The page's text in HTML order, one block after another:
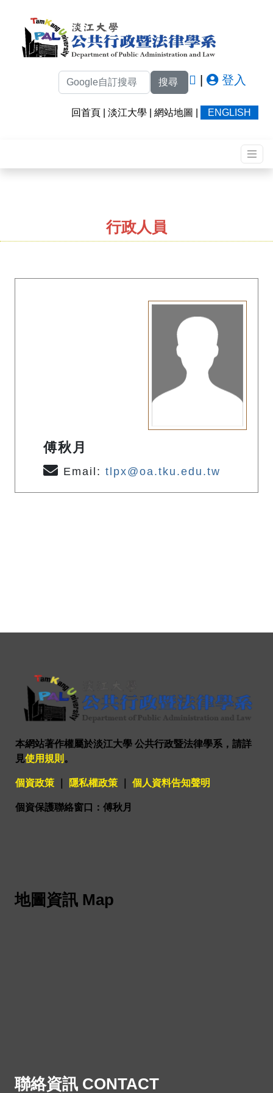
搜尋 登入
回首頁 淡江大學 網站地圖 ENGLISH
行政人員
傅秋月
Email: tlpx@oa.tku.edu.tw
本網站著作權屬於淡江大學 公共行政暨法律學系，請詳
見使用規則 。
個資政策 隱私權政策 個人資料告知聲明
個資保護聯絡窗口：傅秋月
地圖資訊 Map
聯絡資訊 CONTACT